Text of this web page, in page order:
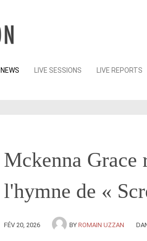
Skip
NEWS LIVE SESSIONS LIVE REPORTS
Mckenna
l'hymne de «
FÉV 20, 2026 BY ROMAIN UZZAN